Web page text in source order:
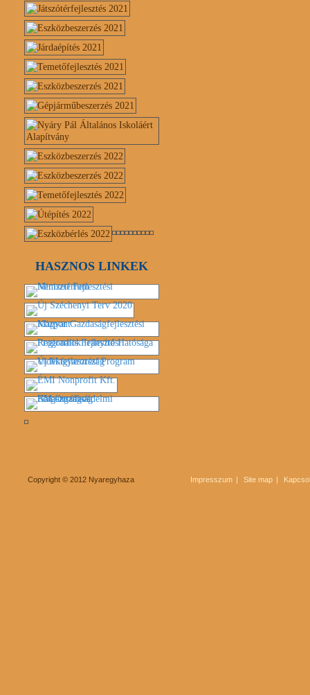
HASZNOS LINKEK
Copyright © 2012 Nyaregyhaza Impresszum Site map